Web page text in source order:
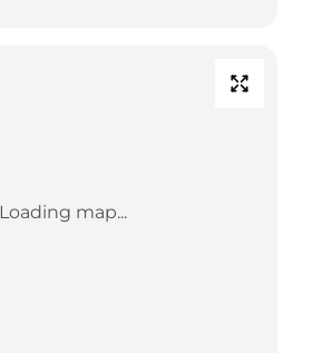
Loading map...